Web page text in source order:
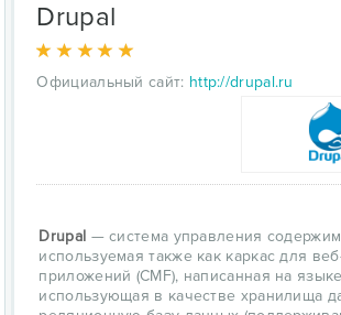
Drupal
Официальный сайт: http://drupal.ru
Drupal — система управления
используемая также как каркас для
приложений (CMF), написанная на
использующая в качестве хранилища